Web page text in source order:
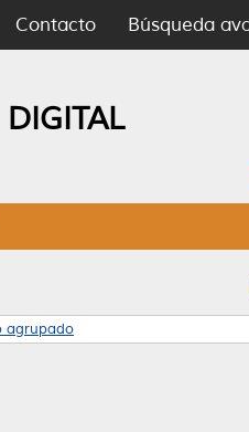
Contacto Búsqueda
agrupado